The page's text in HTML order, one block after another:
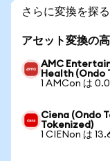
さらに変換を探る
アセット変換の
AMC
Health (Ondo
1 AMCon は
Ciena (Ondo
Tokenized)
1 CIENon は